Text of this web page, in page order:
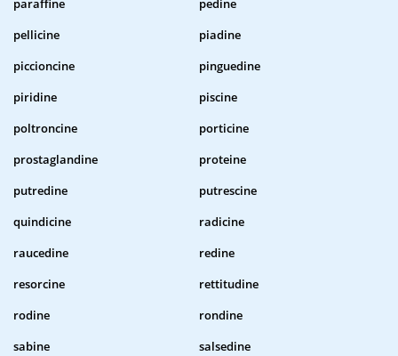
paraffine
pedine
pellicine
piadine
piccioncine
pinguedine
piridine
piscine
poltroncine
porticine
prostaglandine
proteine
putredine
putrescine
quindicine
radicine
raucedine
redine
resorcine
rettitudine
rodine
rondine
sabine
salsedine